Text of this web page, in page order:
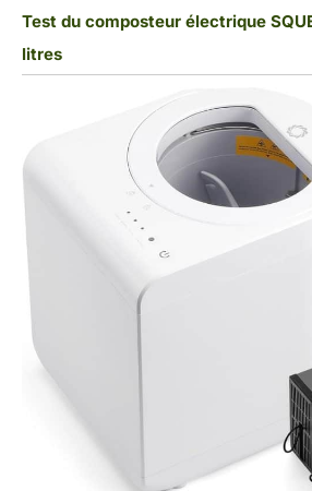
Test du composteur électrique
litres